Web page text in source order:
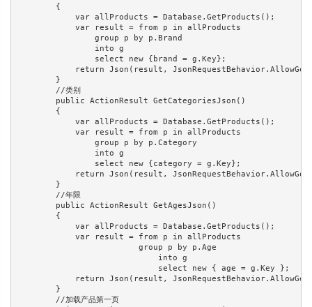
        {
            var allProducts = Database.GetProducts();
            var result = from p in allProducts
                group p by p.Brand
                into g
                select new {brand = g.Key};
return Json(result,
        }
        //类别
        public ActionResult GetCategoriesJson()
        {
            var allProducts = Database.GetProducts();
            var result = from p in allProducts
                group p by p.Category
                into g
                select new {category = g.Key};
return Json(result,
        }
        //年限
        public ActionResult GetAgesJson()
        {
            var allProducts = Database.GetProducts();
            var result = from p in allProducts
                         group p by p.Age
                             into g
                             select new { age = g.Key };
return Json(result,
        }
        //加载产品第一页